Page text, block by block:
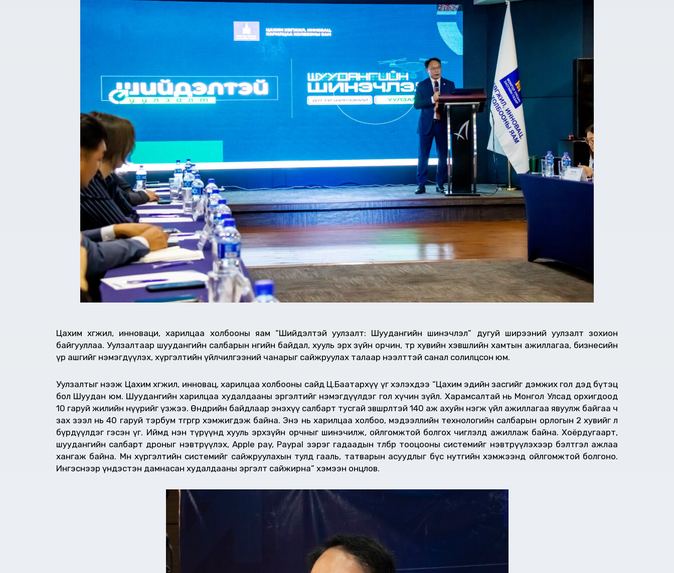
Цахим хөгжил, инноваци, харилцаа холбооны яам “Шийдэлтэй уулзалт: Шуудангийн шинэчлэл” дугуй ширээний уулзалт зохион
байгууллаа. Уулзалтаар шуудангийн салбарын өнөөгийн байдал, хууль эрх зүйн орчин, төр хувийн хэвшлийн хамтын ажиллагаа, бизнесийн
үр ашгийг нэмэгдүүлэх, хүргэлтийн үйлчилгээний чанарыг сайжруулах талаар нээлттэй санал солилцсон юм.
Уулзалтыг нээж Цахим хөгжил, инновац, харилцаа холбооны сайд Ц.Баатархүү үг хэлэхдээ “Цахим эдийн засгийг дэмжих гол дэд бүтэц
бол Шуудан юм. Шуудангийн харилцаа худалдааны эргэлтийг нэмэгдүүлдэг гол хүчин зүйл. Харамсалтай нь Монгол Улсад орхигдоод
10 гаруй жилийн нүүрийг үзжээ. Өнөөдрийн байдлаар энэхүү салбарт тусгай зөвшөөрөлтэй 140 аж ахуйн нэгж үйл ажиллагаа явуулж байгаа ч
зах зээл нь 40 гаруй тэрбум төгрөгөөр хэмжигдэж байна. Энэ нь харилцаа холбоо, мэдээллийн технологийн салбарын орлогын 2 хувийг л
бүрдүүлдэг гэсэн үг. Иймд нэн түрүүнд хууль эрхзүйн орчныг шинэчилж, ойлгомжтой болгох чиглэлд ажиллаж байна. Хоёрдугаарт,
шуудангийн салбарт дроныг нэвтрүүлэх, Apple pay, Paypal зэрэг гадаадын төлбөр тооцооны системийг нэвтрүүлэхээр бэлтгэл ажлаа
хангаж байна. Мөн хүргэлтийн системийг сайжруулахын тулд гааль, татварын асуудлыг бүс нутгийн хэмжээнд ойлгомжтой болгоно.
Ингэснээр үндэстэн дамнасан худалдааны эргэлт сайжирна” хэмээн онцлов.